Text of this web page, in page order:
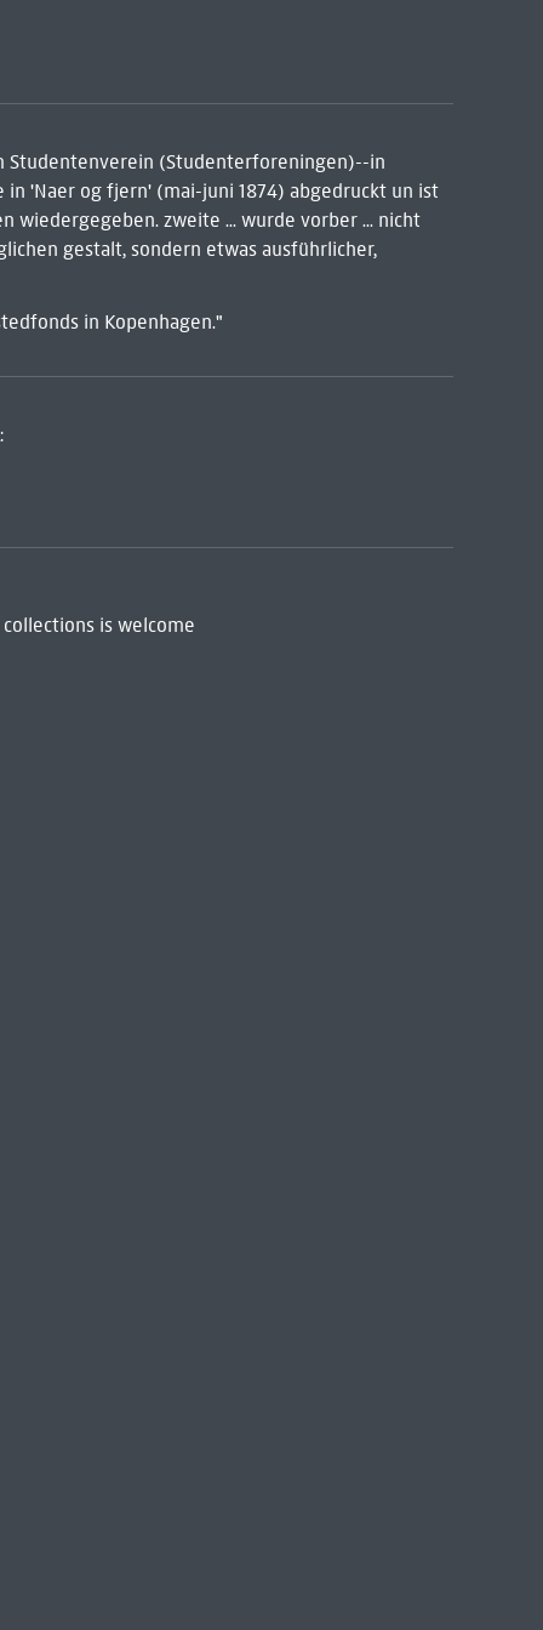
(Studenterforeningen)--in
'Naer og fjern' (mai-juni 1874) abgedruckt un ist
zweite ... wurde vorber ... nicht
gestalt, sondern etwas ausführlicher,
in Kopenhagen."
is welcome